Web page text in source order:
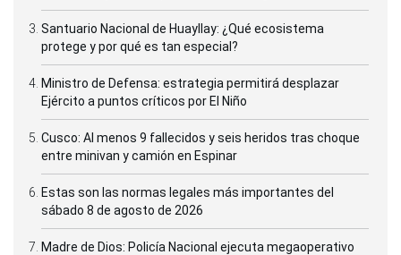
Santuario Nacional de Huayllay: ¿Qué ecosistema
protege y por qué es tan especial?
Ministro de Defensa: estrategia permitirá desplazar
Ejército a puntos críticos por El Niño
Cusco: Al menos 9 fallecidos y seis heridos tras choque
entre minivan y camión en Espinar
Estas son las normas legales más importantes del
sábado 8 de agosto de 2026
Madre de Dios: Policía Nacional ejecuta megaoperativo